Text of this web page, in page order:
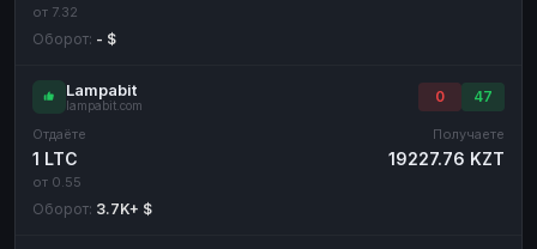
от 7.32
Оборот: - $
Lampabit
lampabit.com
0 47
Отдаёте
1 LTC
от 0.55
Получаете
19227.76 KZT
Оборот: 3.7K+ $